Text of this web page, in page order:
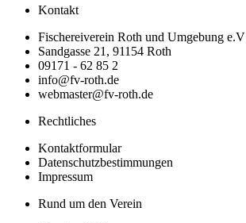
Kontakt
Fischereiverein Roth und Umgebung e.V
Sandgasse 21, 91154 Roth
09171 - 62 85 2
info@fv-roth.de
webmaster@fv-roth.de
Rechtliches
Kontaktformular
Datenschutzbestimmungen
Impressum
Rund um den Verein